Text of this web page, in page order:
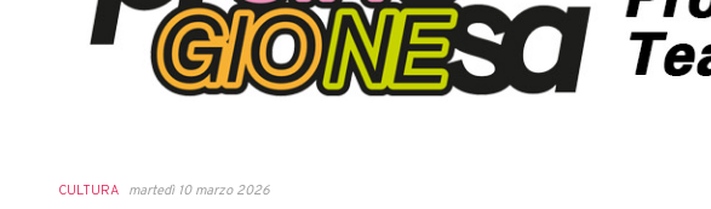
CULTURA martedì 10 marzo 2026